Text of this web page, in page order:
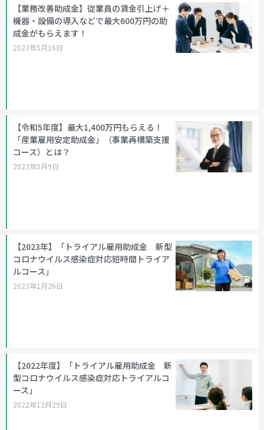
【業務改善助成金】従業員の賃金引上げ＋
機器・設備の導入などで最大600万円の助
成金がもらえます！
2023年5月16日
【令和5年度】最大1,400万円もらえる！
「産業雇用安定助成金」（事業再構築支援
コース）とは？
2023年5月9日
【2023年】「トライアル雇用助成金 新型
コロナウイルス感染症対応短時間トライア
ルコース」
2023年1月26日
【2022年度】「トライアル雇用助成金 新
型コロナウイルス感染症対応トライアルコ
ース」
2022年12月29日